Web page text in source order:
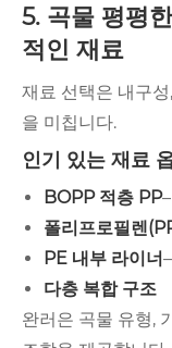
5. 곡물 평평
적인 재료
재료 선택은 내구
을 미칩니다.
인기 있는 재료
BOPP 적층 PP
폴리프로필렌
PE 내부 라이너
다층 복합 구조
완러은 곡물 유형,